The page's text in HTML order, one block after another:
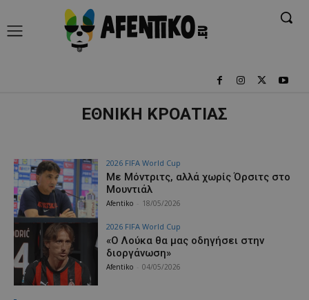
ΕΘΝΙΚΗ ΚΡΟΑΤΙΑΣ
2026 FIFA World Cup
Με Μόντριτς, αλλά χωρίς Όρσιτς στο
Μουντιάλ
Afentiko 18/05/2026
2026 FIFA World Cup
«Ο Λούκα θα μας οδηγήσει στην
διοργάνωση»
Afentiko 04/05/2026